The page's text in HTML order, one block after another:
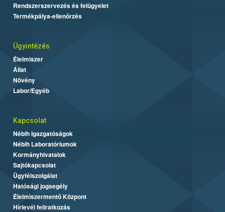
Rendszerszervezés és felügyelet
Termékpálya-ellenőrzés
Ügyintézés
Élelmiszer
Állat
Növény
Labor/Egyéb
Kapcsolat
Nébih Igazgatóságok
Nébih Laboratóriumok
Kormányhivatalok
Sajtókapcsolat
Ügyfélszolgálat
Hatósági jogsegély
Élelmiszermentő Központ
Hírlevél feliratkozás